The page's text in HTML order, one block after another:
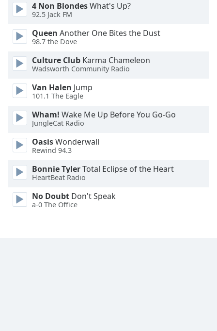
Size
Edge
Style
Font
Family
Reset
Close
Modal
4 Non BlondesWhat's Up?
92.5 Jack FM
Queen Another One Bites the Dust
98.7 the Dove
Culture Club Karma Chameleon
Wadsworth Community Radio
Van Halen Jump
101.1 The Eagle
Wham! Wake Me Up Before You Go-Go
JungleCat Radio
OasisWonderwall
Rewind 94.3
Bonnie TylerTotal Eclipse of the Heart
HeartBeat Radio
No Doubt Don't Speak
a-0 The Office